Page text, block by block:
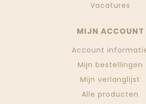
Vacatures
MIJN ACCOUNT
Account
Mijn bestellingen
Mijn verlanglijst
Alle producten